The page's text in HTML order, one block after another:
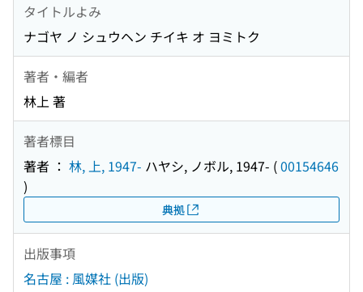
タイトルよみ
ナゴヤ ノ シュウヘン チイキ オ ヨミトク
著者・編者
林上 著
著者標目
著者 ： 林, 上, 1947- ハヤシ, ノボル, 1947- (00154646
)
典拠
出版事項
名古屋 : 風媒社 (出版)